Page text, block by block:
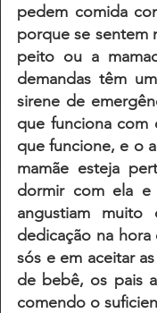
pedem comida
porque se sentem
peito ou a
demandas têm
sirene de
que funciona com
que funcione, e o
mamãe esteja
dormir com ela e
angustiam
dedicação na
sós e em aceitar
de bebê, os pais
comendo o